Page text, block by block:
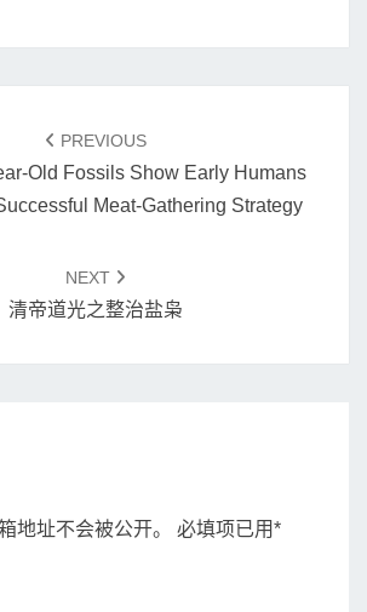
则
以
得
到
同
结
PREVIOUS
Fossils Show Early Humans
Meat‑Gathering Strategy
NEXT
清帝道光之整治盐枭
地址不会被公开。 必填项已用*